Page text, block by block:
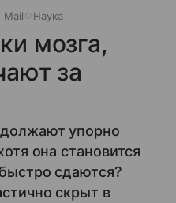
Mail Наука
мозга,
за
упорно
она становится
сдаются?
скрыт в